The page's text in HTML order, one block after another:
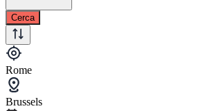
Cerca
Rome
Brussels